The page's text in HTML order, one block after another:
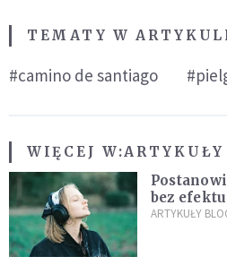
TEMATY W
#camino de santiago
WIĘCEJ W:ARTYKUŁY
bez
ARTYKUŁY